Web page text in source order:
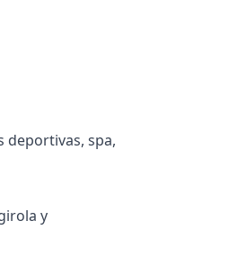
deportivas, spa,
y